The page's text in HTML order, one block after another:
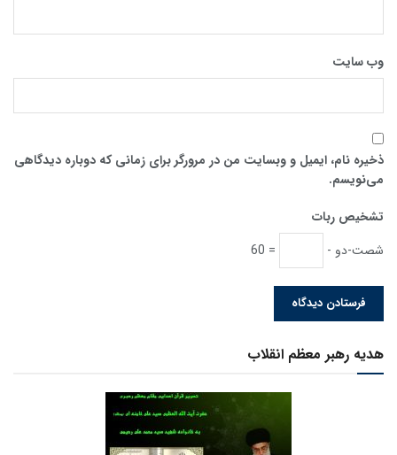
وب‌ سایت
ذخیره نام، ایمیل و وبسایت من در مرورگر برای زمانی که دوباره دیدگاهی
می‌نویسم.
تشخیص ربات
شصت-دو -
= 60
هدیه رهبر معظم انقلاب